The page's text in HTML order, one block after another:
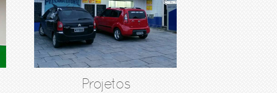
Projetos